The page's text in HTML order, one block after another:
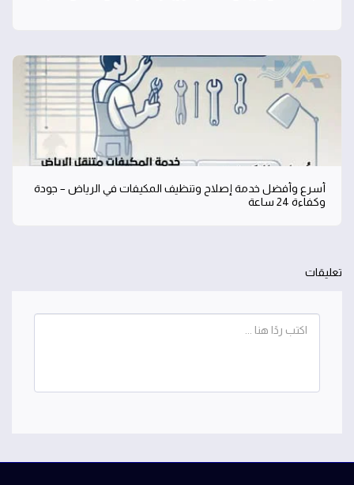
أسرع وأفضل خدمة إصلاح وتنظيف المكيفات في الرياض – جودة
وكفاءة 24 ساعة
تعليقات